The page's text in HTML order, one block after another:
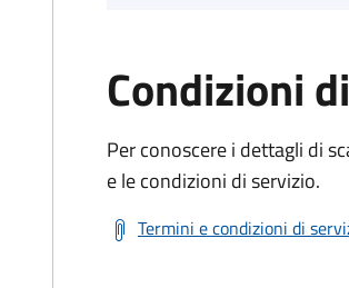
Condizioni
Per conoscere i dettagli di
e le condizioni di servizio.
Termini e condizioni di